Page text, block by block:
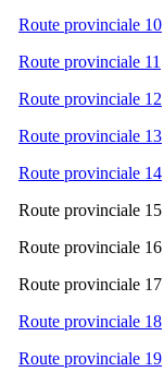
Route provinciale 10
Route provinciale 11
Route provinciale 12
Route provinciale 13
Route provinciale 14
Route provinciale 15
Route provinciale 16
Route provinciale 17
Route provinciale 18
Route provinciale 19